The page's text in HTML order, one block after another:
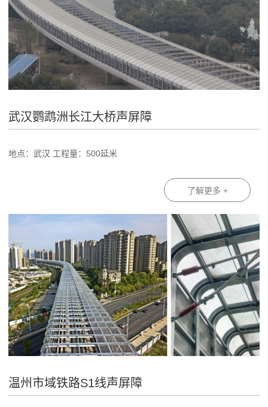
武汉鹦鹉洲长江大桥声屏障
地点：武汉 工程量：500延米
了解更多 +
温州市域铁路S1线声屏障